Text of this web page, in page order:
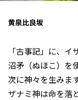
黄泉比良坂
「古事記」に、
沼矛（ぬほこ）を
次に神々を生みま
ザナミ神は命を落